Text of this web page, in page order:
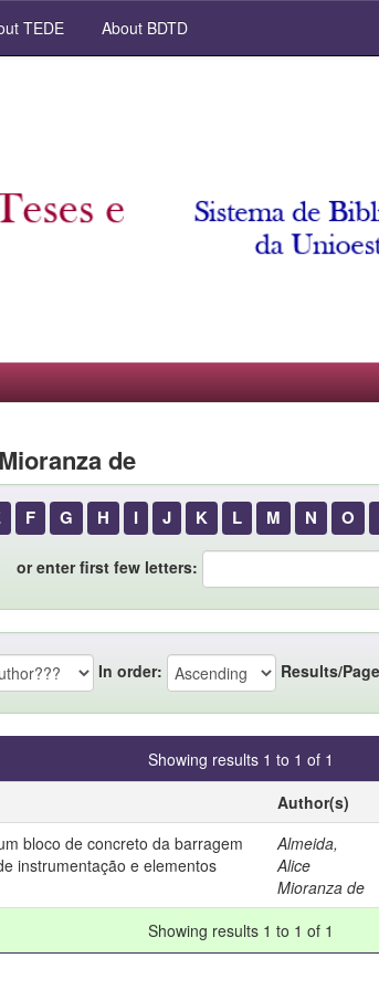
TEDE About BDTD
de
F G H I J K L M N O
or enter first few letters:
In order: Results/Page
Showing results 1 to 1 of 1
Author(s)
bloco de concreto da barragem
instrumentação e elementos
Almeida,
Alice
Mioranza de
Showing results 1 to 1 of 1